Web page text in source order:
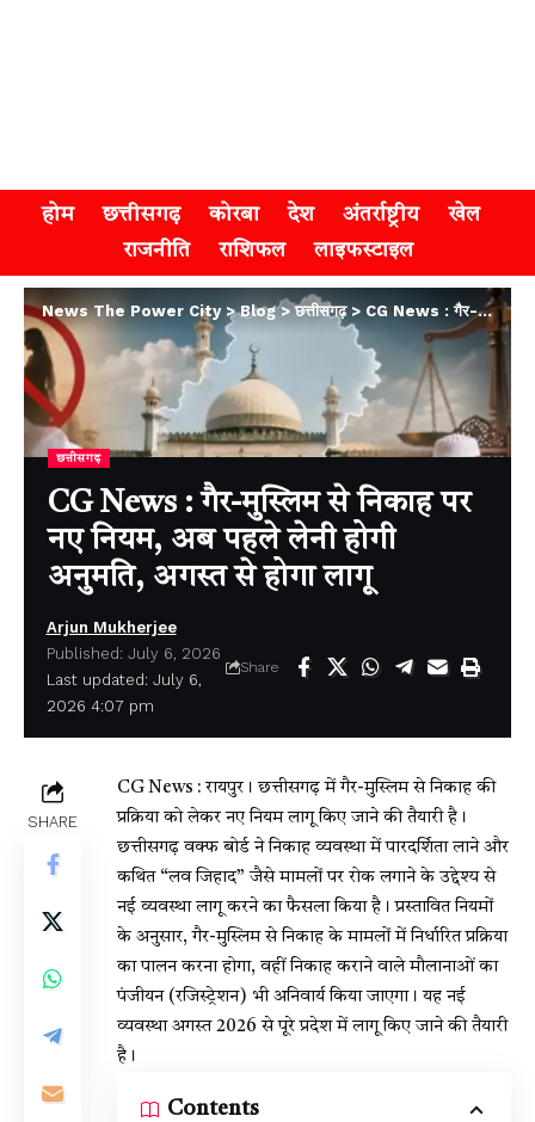
होम छत्तीसगढ़ कोरबा देश अंतर्राष्ट्रीय
खेल
राजनीति
राशिफल लाइफस्टाइल
News The Power City>Blog> छत्तीसगढ़> CG News : गैर-मुस्लिम से निकाह पर नए नियम, अब पहले लेनी होगी अनुमति, अगस्त से होगा लागू
छत्तीसगढ़
CG News : गैर-मुस्लिम से निकाह पर
नए नियम, अब पहले लेनी होगी
अनुमति, अगस्त से होगा लागू
Last updated: July 6,
2026 4:07 pm
Arjun Mukherjee
Published: July 6, 2026
Share
SHARE
CG News : रायपुर। छत्तीसगढ़ में गैर-मुस्लिम से निकाह की
प्रक्रिया को लेकर नए नियम लागू किए जाने की तैयारी है।
छत्तीसगढ़ वक्फ बोर्ड ने निकाह व्यवस्था में पारदर्शिता लाने और
कथित “लव जिहाद” जैसे मामलों पर रोक लगाने के उद्देश्य से
नई व्यवस्था लागू करने का फैसला किया है। प्रस्तावित नियमों
के अनुसार, गैर-मुस्लिम से निकाह के मामलों में निर्धारित प्रक्रिया
का पालन करना होगा, वहीं निकाह कराने वाले मौलानाओं का
पंजीयन (रजिस्ट्रेशन) भी अनिवार्य किया जाएगा। यह नई
व्यवस्था अगस्त 2026 से पूरे प्रदेश में लागू किए जाने की तैयारी
है।
Contents